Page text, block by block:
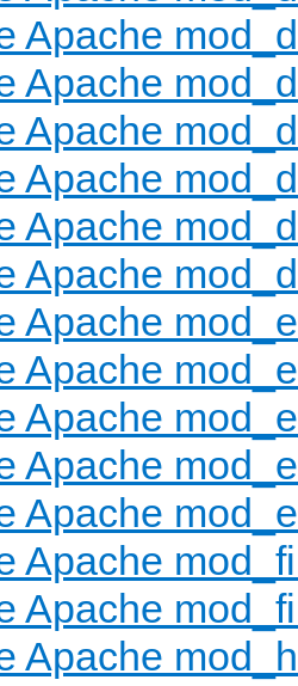
Apache
Apache
Apache
Apache
Apache
Apache
Apache
Apache
Apache
Apache
Apache
Apache
Apache
Apache